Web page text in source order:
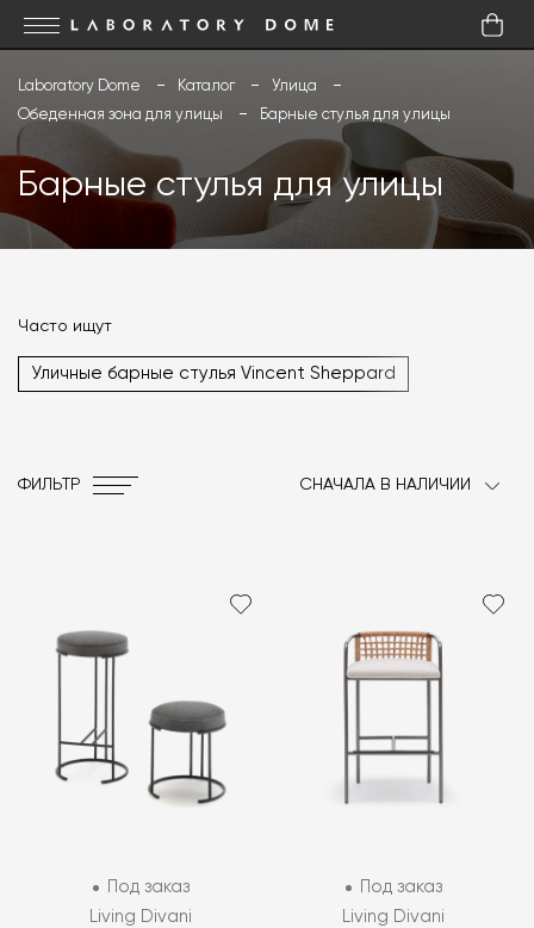
Laboratory Dome Каталог
Улица
Обеденная зона для улицы
Барные стулья для улицы
Барные стулья для улицы
Часто ищут
Уличные барные стулья Vincent Sheppard
ФИЛЬТР СНАЧАЛА В НАЛИЧИИ
Под заказ
Living Divani
Под заказ
Living Divani